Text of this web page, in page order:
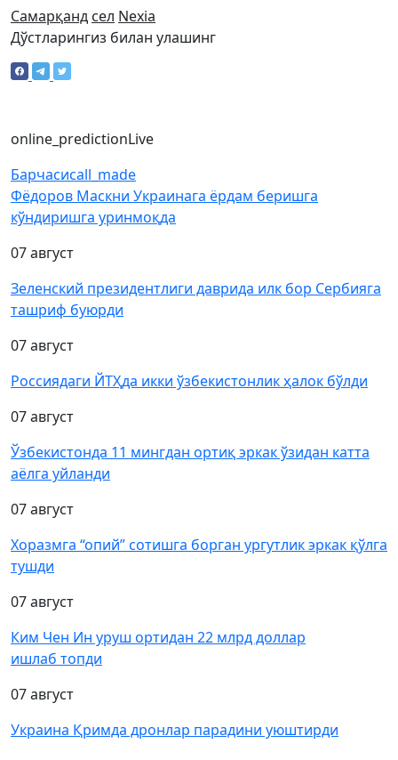
Самарқанд сел Nexia
Дўстларингиз билан улашинг
online_predictionLive
Барчасиcall_made
Фёдоров Маскни Украинага ёрдам беришга
кўндиришга уринмоқда
07 август
Зеленский президентлиги даврида илк бор Сербияга
ташриф буюрди
07 август
Россиядаги ЙТҲда икки ўзбекистонлик ҳалок бўлди
07 август
Ўзбекистонда 11 мингдан ортиқ эркак ўзидан катта
аёлга уйланди
07 август
Хоразмга “опий” сотишга борган ургутлик эркак қўлга
тушди
07 август
Ким Чен Ин уруш ортидан 22 млрд доллар
ишлаб топди
07 август
Украина Қримда дронлар парадини уюштирди